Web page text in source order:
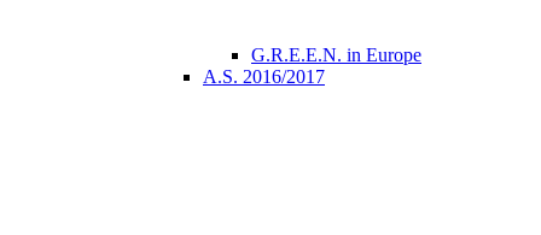
G.R.E.E.N. in Europe
A.S. 2016/2017